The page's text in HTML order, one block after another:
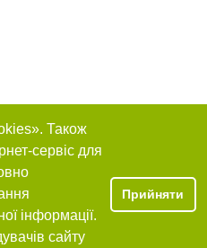
Також
сервіс для
інформації.
сайту
Прийняти